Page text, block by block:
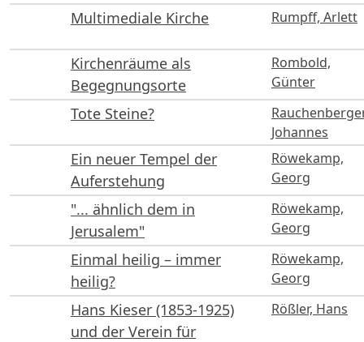
Multimediale Kirche Rumpff, Arlett
Kirchenräume als
Begegnungsorte
Rombold,
Günter
Tote Steine?
Johannes
Ein neuer Tempel der
Auferstehung
Röwekamp,
Georg
"... ähnlich dem in
Jerusalem"
Röwekamp,
Georg
Einmal heilig – immer
heilig?
Röwekamp,
Georg
Hans Kieser (1853-1925)
und der Verein für
Rößler, Hans